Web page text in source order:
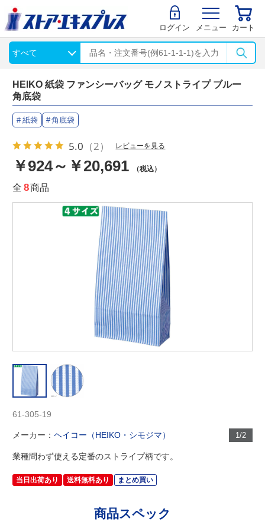
ログイン メニュー カート
HEIKO 紙袋 ファンシーバッグ モノストライプ ブルー
角底袋
紙袋 角底袋
5.0 （2） レビューを見る
￥924～￥20,691 （税込）
全 8商品
1/2
61-305-19
メーカー：ヘイコー（HEIKO・シモジマ）
業種問わず使える定番のストライプ柄です。
当日出荷あり 送料無料あり まとめ買い
商品スペック